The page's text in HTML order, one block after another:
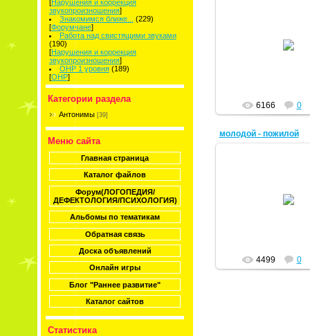
[Нарушения и коррекция
звукопроизношения]
Знакомимся ближе...
(229)
[Форумчане]
Работа над свистящими звуками
(190)
[Нарушения и коррекция
звукопроизношения]
ОНР 1 уровня (189)
[ОНР]
Категории раздела
Антонимы [39]
Меню сайта
Главная страница
Каталог файлов
Форум(ЛОГОПЕДИЯ/
ДЕФЕКТОЛОГИЯ/ПСИХОЛОГИЯ)
Альбомы по тематикам
Обратная связь
Доска объявлений
Онлайн игры
Блог "Раннее развитие"
Каталог сайтов
Статистика
6166 0
молодой - пожилой
4499 0